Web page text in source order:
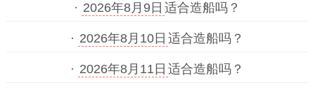
· 2026年8月9日 适合造船吗？
· 2026年8月10日 适合造船吗？
· 2026年8月11日 适合造船吗？